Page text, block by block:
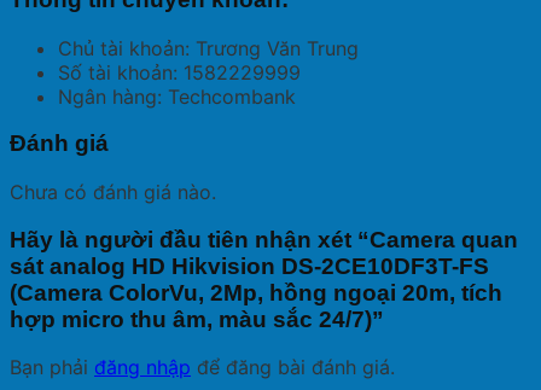
Chủ tài khoản: Trương Văn Trung
Số tài khoản: 1582229999
Ngân hàng: Techcombank
Đánh giá
Chưa có đánh giá nào.
Hãy là người đầu tiên nhận xét “Camera quan
sát analog HD Hikvision DS-2CE10DF3T-FS
(Camera ColorVu, 2Mp, hồng ngoại 20m, tích
hợp micro thu âm, màu sắc 24/7)”
Bạn phải đăng nhập để đăng bài đánh giá.